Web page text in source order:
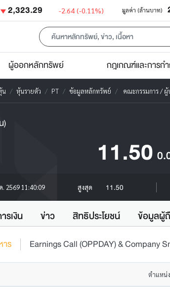
2,323.29 -2.64 (-0.11%) มูลค่า (ล้านบาท)
ผู้ออกหลักทรัพย์ กฎเกณฑ์และการก
น หุ้นรายตัว PT ข้อมูลหลักทรัพย์ คณะกรรมการ / ผู้
)
11.50
. 2569 11:40:09 สูงสุด 11.50
รเงิน ข่าว สิทธิประโยชน์ ข้อมูลผู้
ร Earnings Call (OPPDAY) & Company
ตำแหน่ง